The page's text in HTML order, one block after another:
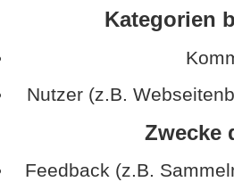
Kategorien
Nutzer (z.B.
Zwecke
Feedback (z.B.